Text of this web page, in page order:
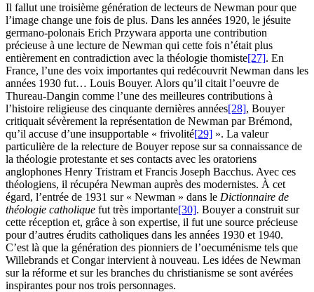
Il fallut une troisième génération de lecteurs de Newman pour que
l’image change une fois de plus. Dans les années 1920, le jésuite
germano-polonais Erich Przywara apporta une contribution
précieuse à une lecture de Newman qui cette fois n’était plus
entièrement en contradiction avec la théologie thomiste[27]. En
France, l’une des voix importantes qui redécouvrit Newman dans les
années 1930 fut… Louis Bouyer. Alors qu’il citait l’oeuvre de
Thureau-Dangin comme l’une des meilleures contributions à
l’histoire religieuse des cinquante dernières années[28], Bouyer
critiquait sévèrement la représentation de Newman par Brémond,
qu’il accuse d’une insupportable « frivolité[29] ». La valeur
particulière de la relecture de Bouyer repose sur sa connaissance de
la théologie protestante et ses contacts avec les oratoriens
anglophones Henry Tristram et Francis Joseph Bacchus. Avec ces
théologiens, il récupéra Newman auprès des modernistes. À cet
égard, l’entrée de 1931 sur « Newman » dans le Dictionnaire de
théologie catholique fut très importante[30]. Bouyer a construit sur
cette réception et, grâce à son expertise, il fut une source précieuse
pour d’autres érudits catholiques dans les années 1930 et 1940.
C’est là que la génération des pionniers de l’oecuménisme tels que
Willebrands et Congar intervient à nouveau. Les idées de Newman
sur la réforme et sur les branches du christianisme se sont avérées
inspirantes pour nos trois personnages.